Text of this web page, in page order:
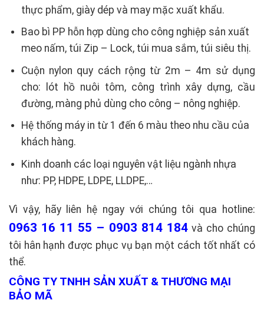
thực phẩm, giày dép và may mặc xuất khẩu.
Bao bì PP hỗn hợp dùng cho công nghiệp sản xuất
meo nấm, túi Zip – Lock, túi mua sắm, túi siêu thị.
Cuộn nylon quy cách rộng từ 2m – 4m sử dụng
cho: lót hồ nuôi tôm, công trình xây dựng, cầu
đường, màng phủ dùng cho công – nông nghiệp.
Hệ thống máy in từ 1 đến 6 màu theo nhu cầu của
khách hàng.
Kinh doanh các loại nguyên vật liệu ngành nhựa
như: PP, HDPE, LDPE, LLDPE,…
Vì vậy, hãy liên hệ ngay với chúng tôi qua hotline:
0963 16 11 55 – 0903 814 184và cho chúng
tôi hân hạnh được phục vụ bạn một cách tốt nhất có
thể.
CÔNG TY TNHH SẢN XUẤT & THƯƠNG MẠI
BẢO MÃ